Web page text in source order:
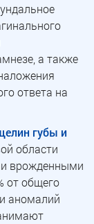
а также
ответа на
губы и
области
врожденными
от общего
аномалий